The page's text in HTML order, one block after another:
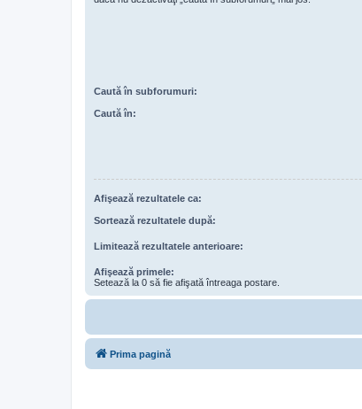
Caută în subforumuri:
Caută în:
Afişează rezultatele ca:
Sortează rezultatele după:
Limitează rezultatele anterioare:
Afişează primele:
Setează la 0 să fie afişată întreaga postare.
Prima pagină